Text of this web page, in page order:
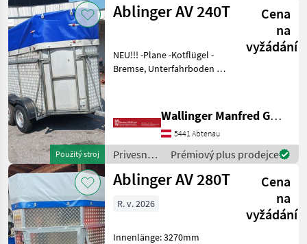
Kategorie 4 Země Filtry
AKTUÁLNÍ
CESTA
poľnohospodárska
technika
Privesne
Voziky
Prives Na
Prepravu
Dobytka
Ablinger
VYBRAT
KATEGORII
Obnovit
Zobrazit
výsledků
Použitý stroj
Ablinger AV 240T
Cena
na
vyžádání
NEU!!! -Plane -Kotflügel -
Bremse, Unterfahrboden -
-Felgen -Pickerl bis 03.2027
Nástavec: Oceľ, plemená
Wallinger Manfred GmbH.
5441 Abtenau
Privesné
vozíky /
Ablinger
Prémiový plus prodejce
Ablinger AV 280T
Cena
na
vyžádání
R. v. 2026
Innenlänge: 3270mm